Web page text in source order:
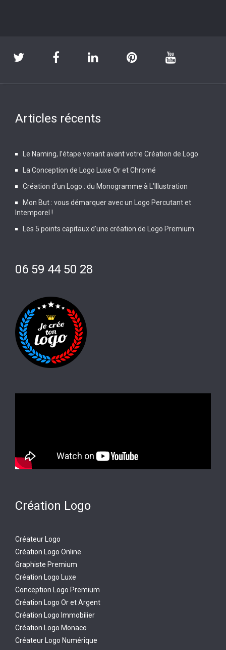
Articles récents
Le Naming, l’étape venant avant votre Création de Logo
La Conception de Logo Luxe Or et Chromé
Création d’un Logo : du Monogramme à L’Illustration
Mon But : vous démarquer avec un Logo Percutant et
Intemporel !
Les 5 points capitaux d’une création de Logo Premium
06 59 44 50 28
Création Logo
Créateur Logo
Création Logo Online
Graphiste Premium
Création Logo Luxe
Conception Logo Premium
Création Logo Or et Argent
Création Logo Immobilier
Création Logo Monaco
Créateur Logo Numérique